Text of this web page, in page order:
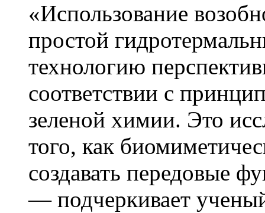
«Использование
простой
технологию
соответствии с
зеленой химии. Это
того, как
создавать передовые
— подчеркивает